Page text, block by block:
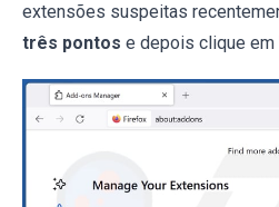
extensões suspeitas
três pontos e depois clique em